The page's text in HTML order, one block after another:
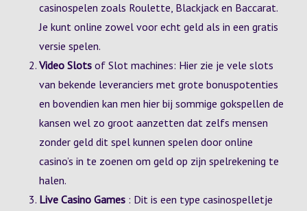
casinospelen zoals Roulette, Blackjack en Baccarat.
Je kunt online zowel voor echt geld als in een gratis
versie spelen.
Video Slots of Slot machines: Hier zie je vele slots
van bekende leveranciers met grote bonuspotenties
en bovendien kan men hier bij sommige gokspellen de
kansen wel zo groot aanzetten dat zelfs mensen
zonder geld dit spel kunnen spelen door online
casino’s in te zoenen om geld op zijn spelrekening te
halen.
Live Casino Games : Dit is een type casinospelletje